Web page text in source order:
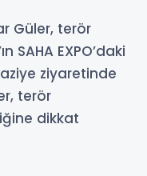
Güler, terör
SAHA EXPO’daki
ziyaretinde
terör
dikkat